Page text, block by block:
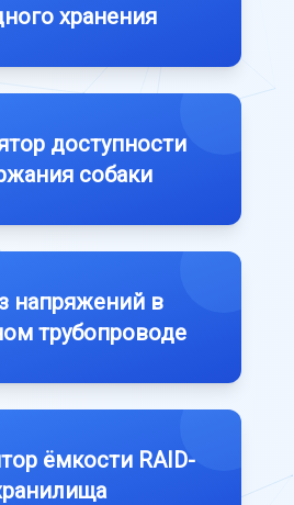
хранения
доступности
собаки
напряжений в
трубопроводе
ёмкости RAID-